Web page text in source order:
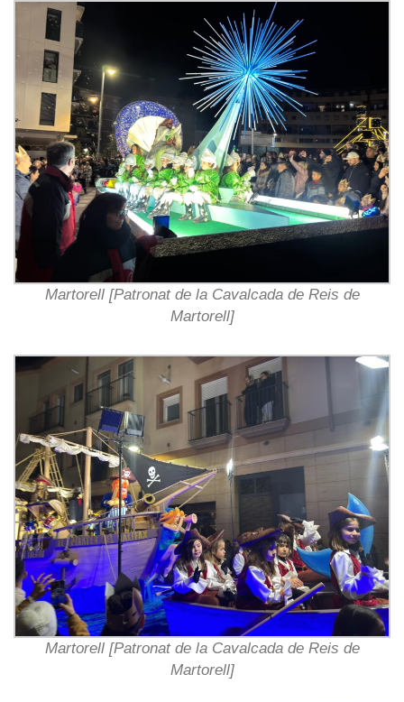
Martorell [Patronat de la Cavalcada de Reis de
Martorell]
Martorell [Patronat de la Cavalcada de Reis de
Martorell]